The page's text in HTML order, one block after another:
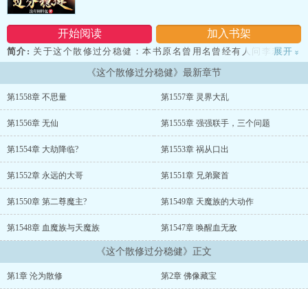
开始阅读 加入书架
简介: 关于这个散修过分稳健：本书原名曾用名曾经有人问李若愚，
你是如何走到成仙得道这一步的。是天赋优越？斩尽敌手！一步路横
推各方天才、强者，才走到这一步的吗？李若愚：当然（不是，因为
老子步步为营，处处求稳！）。修仙界，剩者为仙！...
展开 »
《这个散修过分稳健》最新章节
第1558章 不思量 第1557章 灵界大乱
第1556章 无仙 第1555章 强强联手，三个问题
第1554章 大劫降临? 第1553章 祸从口出
第1552章 永远的大哥 第1551章 兄弟聚首
第1550章 第二尊魔主? 第1549章 天魔族的大动作
第1548章 血魔族与天魔族 第1547章 唤醒血无敌
《这个散修过分稳健》正文
第1章 沦为散修 第2章 佛像藏宝